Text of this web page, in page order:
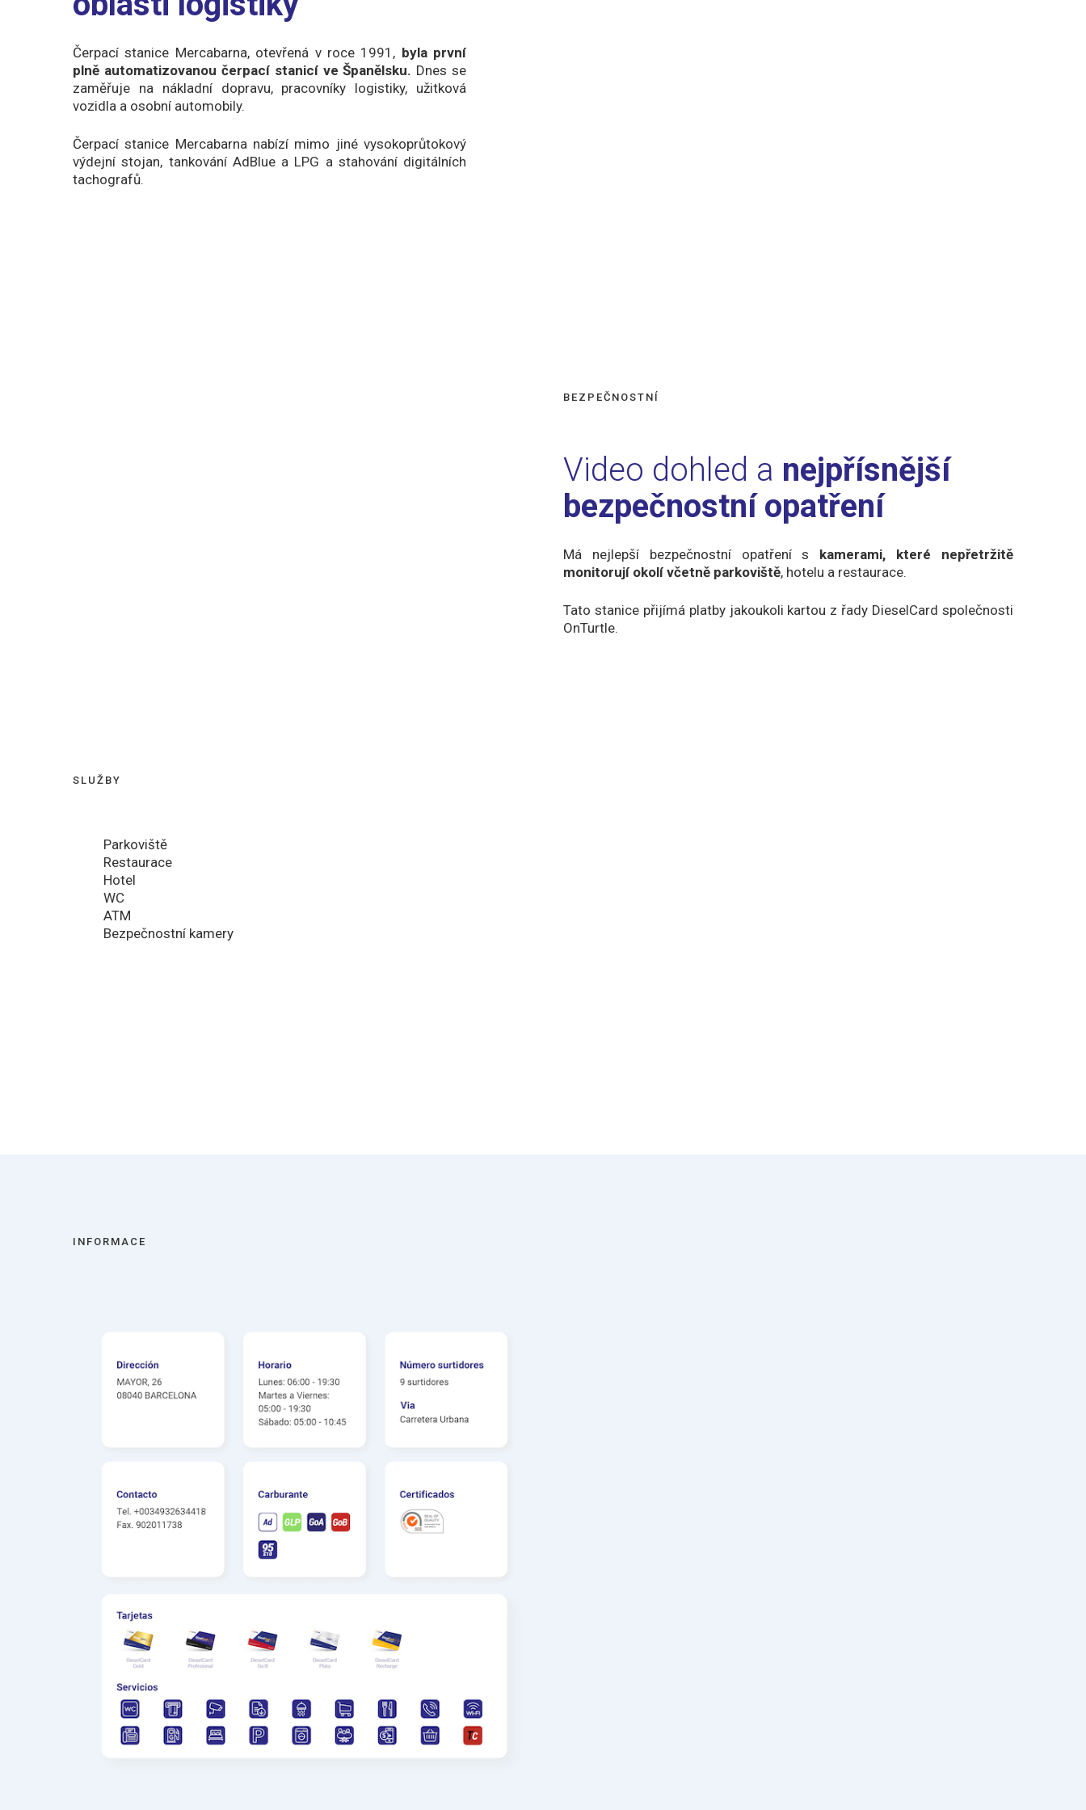
Čerpací stanice Mercabarna, otevřená v roce 1991, byla první
plně automatizovanou čerpací stanicí ve Španělsku. Dnes se
zaměřuje na nákladní dopravu, pracovníky logistiky, užitková
vozidla a osobní automobily.
Čerpací stanice Mercabarna nabízí mimo jiné vysokoprůtokový
výdejní stojan, tankování AdBlue a LPG a stahování digitálních
tachografů.
BEZPEČNOSTNÍ
Video dohled a nejpřísnější
bezpečnostní opatření
Má nejlepší bezpečnostní opatření s kamerami, které nepřetržitě
monitorují okolí včetně parkoviště, hotelu a restaurace.
Tato stanice přijímá platby jakoukoli kartou z řady DieselCard společnosti
OnTurtle.
SLUŽBY
Parkoviště
Restaurace
Hotel
WC
ATM
Bezpečnostní kamery
INFORMACE